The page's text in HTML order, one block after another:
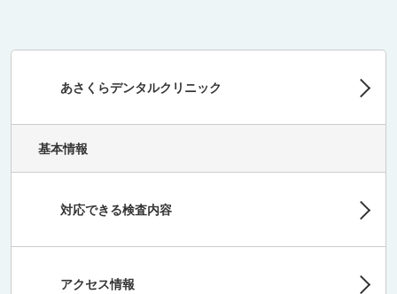
あさくらデンタルクリニック
基本情報
対応できる検査内容
アクセス情報